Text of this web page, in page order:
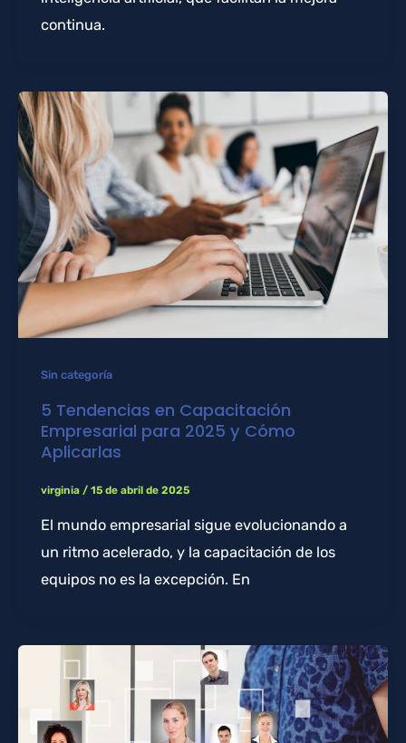
continua.
Sin categoría
5 Tendencias en Capacitación
Empresarial para 2025 y Cómo
Aplicarlas
virginia / 15 de abril de 2025
El mundo empresarial sigue evolucionando a
un ritmo acelerado, y la capacitación de los
equipos no es la excepción. En